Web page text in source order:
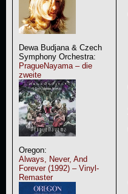
Dewa Budjana & Czech
Symphony Orchestra:
PragueNayama – die
zweite
Oregon:
Always, Never, And
Forever (1992) – Vinyl-
Remaster